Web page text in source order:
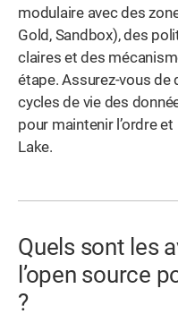
modulaire avec des
Gold, Sandbox), des
claires et des
étape. Assurez-vous de
cycles de vie des
pour maintenir l’ordre
Lake.
Quels sont les
l’open source
?